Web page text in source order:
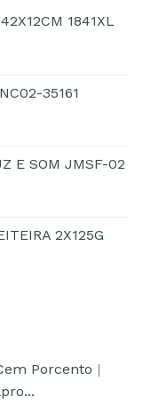
1841XL
35161
E SOM JMSF-02
2X125G
Porcento |